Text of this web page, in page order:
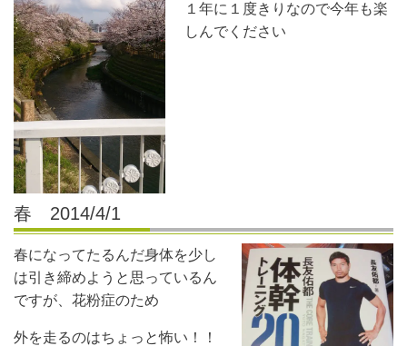
１年に１度きりなので今年も楽
しんでください
春 2014/4/1
春になってたるんだ身体を少し
は引き締めようと思っているん
ですが、花粉症のため
外を走るのはちょっと怖い！！